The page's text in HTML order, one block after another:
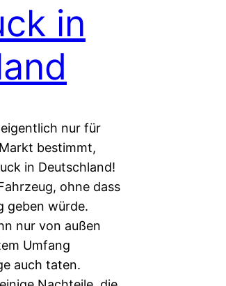
in
nur für
bestimmt,
in Deutschland!
ohne dass
geben würde.
nur von außen
Umfang
auch taten.